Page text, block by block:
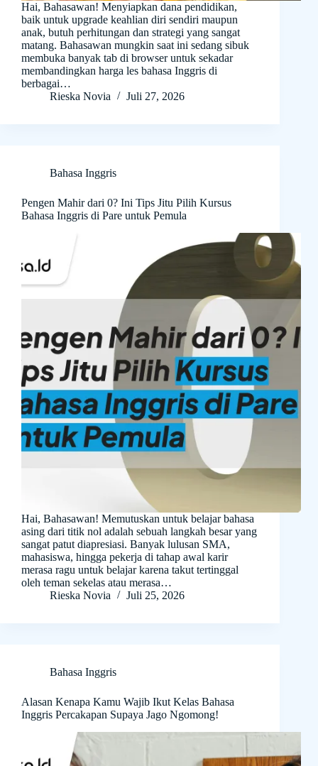
Hai, Bahasawan! Menyiapkan dana pendidikan,
baik untuk upgrade keahlian diri sendiri maupun
anak, butuh perhitungan dan strategi yang sangat
matang. Bahasawan mungkin saat ini sedang sibuk
membuka banyak tab di browser untuk sekadar
membandingkan harga les bahasa Inggris di
berbagai…
Rieska Novia
Juli 27, 2026
Bahasa Inggris
Pengen Mahir dari 0? Ini Tips Jitu Pilih Kursus
Bahasa Inggris di Pare untuk Pemula
Hai, Bahasawan! Memutuskan untuk belajar bahasa
asing dari titik nol adalah sebuah langkah besar yang
sangat patut diapresiasi. Banyak lulusan SMA,
mahasiswa, hingga pekerja di tahap awal karir
merasa ragu untuk belajar karena takut tertinggal
oleh teman sekelas atau merasa…
Rieska Novia
Juli 25, 2026
Bahasa Inggris
Alasan Kenapa Kamu Wajib Ikut Kelas Bahasa
Inggris Percakapan Supaya Jago Ngomong!